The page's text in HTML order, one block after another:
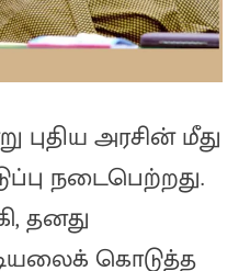
புதிய அரசின் மீது
நடைபெற்றது.
தனது
கொடுத்த